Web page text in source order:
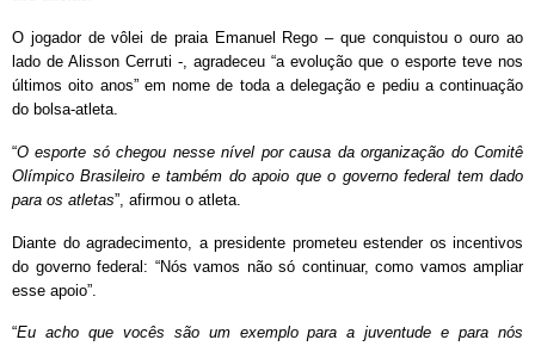
O jogador de vôlei de praia Emanuel Rego – que conquistou o ouro ao
lado de Alisson Cerruti -, agradeceu “a evolução que o esporte teve nos
últimos oito anos” em nome de toda a delegação e pediu a continuação
do bolsa-atleta.
“O esporte só chegou nesse nível por causa da organização do Comitê
Olímpico Brasileiro e também do apoio que o governo federal tem dado
para os atletas”, afirmou o atleta.
Diante do agradecimento, a presidente prometeu estender os incentivos
do governo federal: “Nós vamos não só continuar, como vamos ampliar
esse apoio”.
“Eu acho que vocês são um exemplo para a juventude e para nós